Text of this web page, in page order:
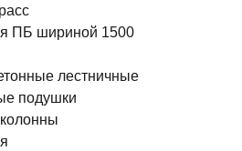
ПБ шириной 1500
лестничные
подушки